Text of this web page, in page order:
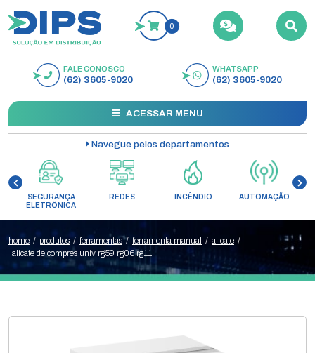
0
BUSCAR
FALE CONOSCO
(62) 3605-9020
WHATSAPP
(62) 3605-9020
ACESSAR MENU
Navegue pelos departamentos
SEGURANÇA
ELETRÔNICA
REDES INCÊNDIO AUTOMAÇÃO
home / produtos / ferramentas / ferramenta manual / alicate /
alicate de compres univ rg59 rg06 rg11